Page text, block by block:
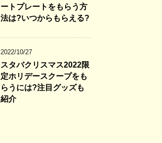
ートプレートをもらう方
法は?いつからもらえる?
2022/10/27
スタバクリスマス2022限
定ホリデースクープをも
らうには?注目グッズも
紹介